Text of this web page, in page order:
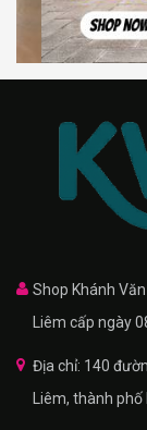
Shop Khánh
Liêm cấp ngày
Địa chỉ: 140
Liêm, thành phố